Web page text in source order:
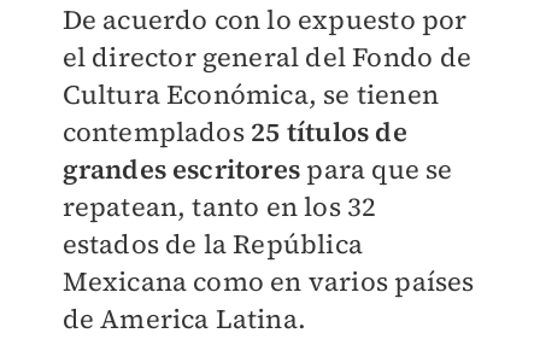
De acuerdo con lo expuesto por
el director general del Fondo de
Cultura Económica, se tienen
contemplados 25 títulos de
grandes escritores para que se
repatean, tanto en los 32
estados de la República
Mexicana como en varios países
de America Latina.